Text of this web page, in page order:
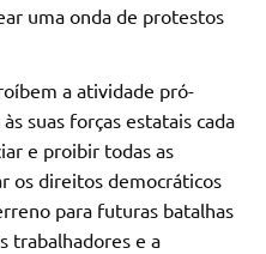
uma onda de protestos
a atividade pró-
suas forças estatais cada
e proibir todas as
os direitos democráticos
para futuras batalhas
trabalhadores e a